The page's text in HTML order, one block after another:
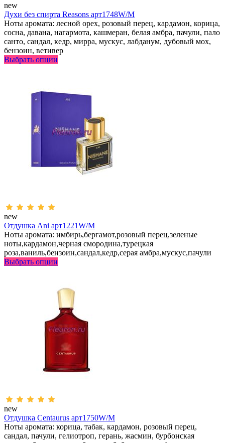
new
Духи без спирта Reasons арт1748W/M
Ноты аромата: лесной орех, розовый перец, кардамон, корица,
сосна, давана, нагармота, кашмеран, белая амбра, пачули, пало
санто, сандал, кедр, мирра, мускус, лабданум, дубовый мох,
бензоин, ветивер
Выбрать опции
new
Отдушка Ani арт1221W/M
Ноты аромата: имбирь,бергамот,розовый перец,зеленые
ноты,кардамон,черная смородина,турецкая
роза,ваниль,бензоин,сандал,кедр,серая амбра,мускус,пачули
Выбрать опции
new
Отдушка Centaurus арт1750W/M
Ноты аромата: корица, табак, кардамон, розовый перец,
сандал, пачули, гелиотроп, герань, жасмин, бурбонская